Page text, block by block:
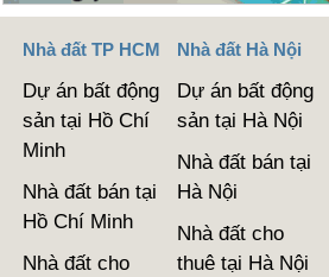
Nhà đất TP HCM
Dự án bất động
sản tại Hồ Chí
Minh
Nhà đất bán tại
Hồ Chí Minh
Nhà đất cho
Nhà đất Hà Nội
Dự án bất động
sản tại Hà Nội
Nhà đất bán tại
Hà Nội
Nhà đất cho
thuê tại Hà Nội